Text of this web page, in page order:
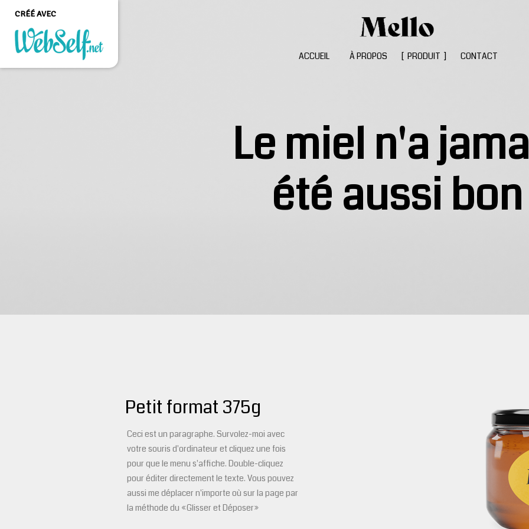
ACCUEIL À PROPOS PRODUIT CONTACT
Le miel n'a
étéaussi bon
Petit format 375g
Ceci est un paragraphe. Survolez-moi avec
votre souris d'ordinateur et cliquez une fois
pour que le menu s'affiche. Double-cliquez
pour éditer directement le texte. Vous pouvez
aussi me déplacer n'importe où sur la page par
la méthode du «Glisser et Déposer»
CRÉÉ AVEC